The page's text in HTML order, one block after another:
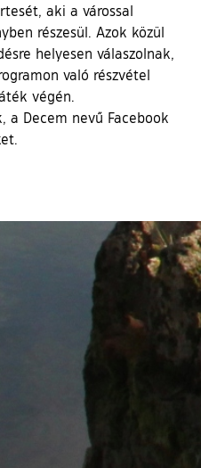
aki a várossal
részesül. Azok közül
helyesen válaszolnak,
való részvétel
végén.
a Decem nevű Facebook